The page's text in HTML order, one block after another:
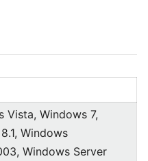
Vista, Windows 7,
Windows
Windows Server